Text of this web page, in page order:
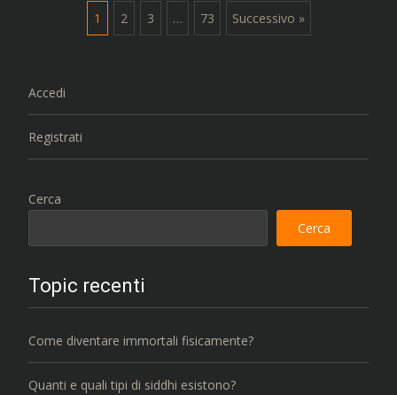
Navigazione
articoli
1 2 3 … 73 Successivo »
Accedi
Registrati
Cerca
Cerca
Topic recenti
Come diventare immortali fisicamente?
Quanti e quali tipi di siddhi esistono?